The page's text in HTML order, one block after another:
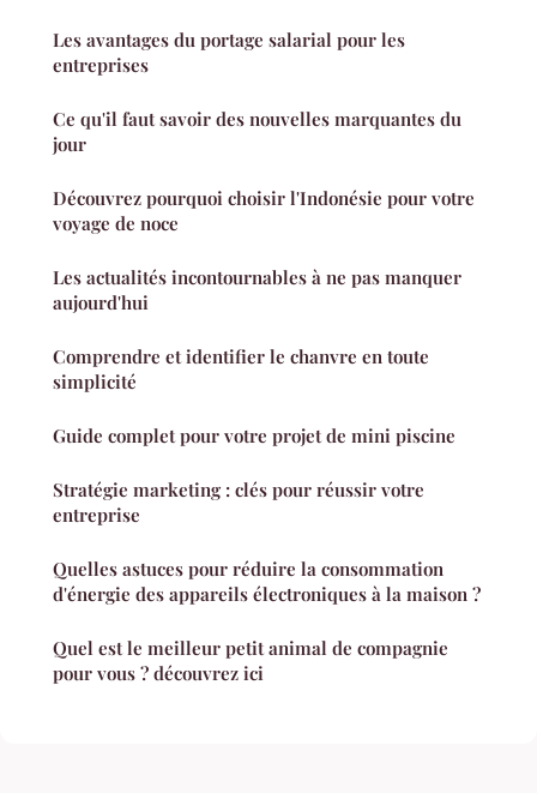
Les avantages du portage salarial pour les
entreprises
Ce qu'il faut savoir des nouvelles marquantes du
jour
Découvrez pourquoi choisir l'Indonésie pour votre
voyage de noce
Les actualités incontournables à ne pas manquer
aujourd'hui
Comprendre et identifier le chanvre en toute
simplicité
Guide complet pour votre projet de mini piscine
Stratégie marketing : clés pour réussir votre
entreprise
Quelles astuces pour réduire la consommation
d'énergie des appareils électroniques à la maison ?
Quel est le meilleur petit animal de compagnie
pour vous ? découvrez ici